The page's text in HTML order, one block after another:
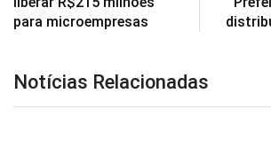
para microempresas
Notícias Relacionadas